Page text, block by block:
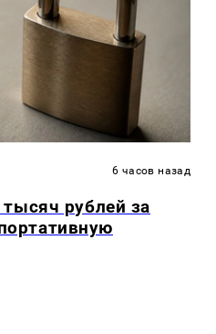
6 часов назад
рублей за